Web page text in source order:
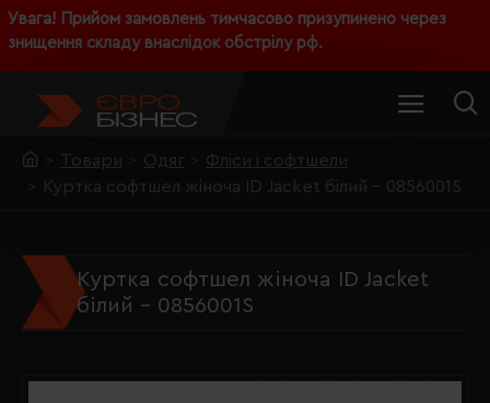
Увага! Прийом замовлень тимчасово призупинено через
знищення складу внаслідок обстрілу рф.
Товари Одяг
Фліси і софтшели
Куртка софтшел жіноча ID Jacket білий - 0856001S
Куртка софтшел жіноча ID Jacket
білий - 0856001S